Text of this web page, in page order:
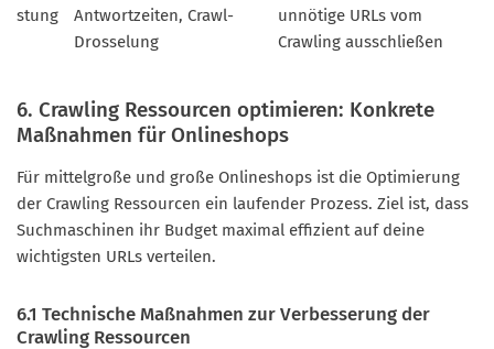
stung
Antwortzeiten, Crawl-
Drosselung
unnötige URLs vom
Crawling ausschließen
6. Crawling Ressourcen optimieren: Konkrete
Maßnahmen für Onlineshops
Für mittelgroße und große Onlineshops ist die Optimierung
der Crawling Ressourcen ein laufender Prozess. Ziel ist, dass
Suchmaschinen ihr Budget maximal effizient auf deine
wichtigsten URLs verteilen.
6.1 Technische Maßnahmen zur Verbesserung der
Crawling Ressourcen